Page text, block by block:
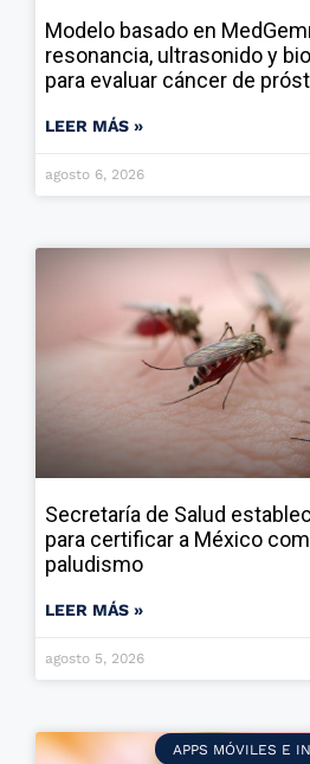
Modelo basado en
resonancia, ultrasonido y
para evaluar cáncer de
LEER MÁS »
agosto 6, 2026
Secretaría de Salud
para certificar a México
paludismo
LEER MÁS »
agosto 5, 2026
APPS MÓVILES E